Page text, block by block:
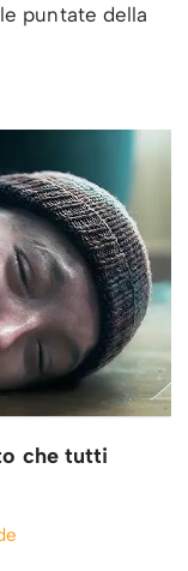
puntate della
che tutti